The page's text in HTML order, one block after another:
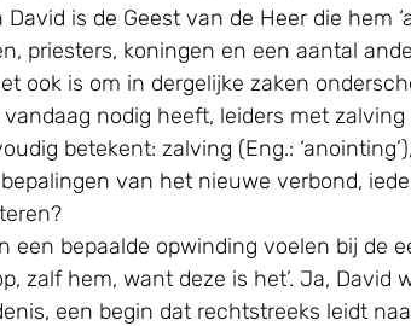
is de Geest van de Heer die hem
priesters, koningen en een aantal
ook is om in dergelijke zaken
nodig heeft, leiders met zalving
betekent: zalving (Eng.:
van het nieuwe verbond,
bepaalde opwinding voelen bij de
zalf hem, want deze is het’. Ja,
een begin dat rechtstreeks leidt